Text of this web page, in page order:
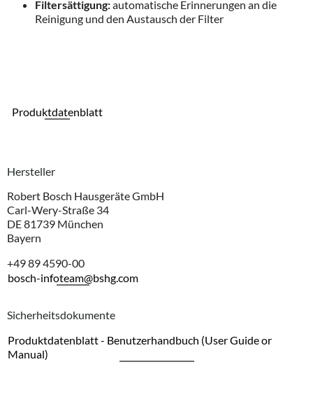
Filtersättigung:automatische Erinnerungen an die
Reinigung und den Austausch der Filter
Produktdatenblatt
Hersteller
Robert Bosch Hausgeräte GmbH
Carl-Wery-Straße 34
DE 81739 München
Bayern
+49 89 4590-00
bosch-infoteam@bshg.com
Sicherheitsdokumente
Produktdatenblatt - Benutzerhandbuch (User Guide or
Manual)